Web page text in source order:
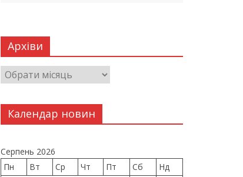
Архіви
Календар новин
Серпень 2026
Пн
Вт Ср Чт Пт Сб
Нд